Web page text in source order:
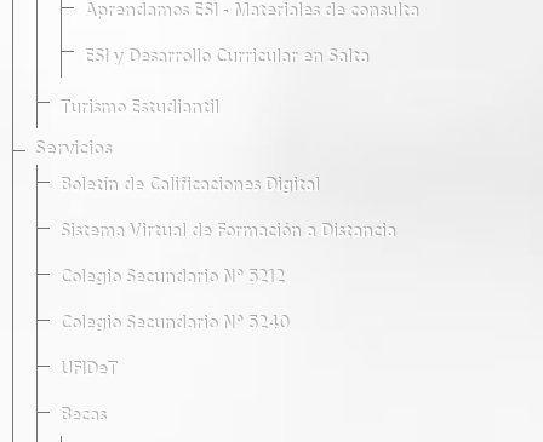
Aprendamos ESI - Materiales de consulta
ESI y Desarrollo Curricular en Salta
Turismo Estudiantil
Servicios
Boletín de Calificaciones Digital
Sistema Virtual de Formación a Distancia
Colegio Secundario Nº 5212
Colegio Secundario Nº 5240
UFIDeT
Becas